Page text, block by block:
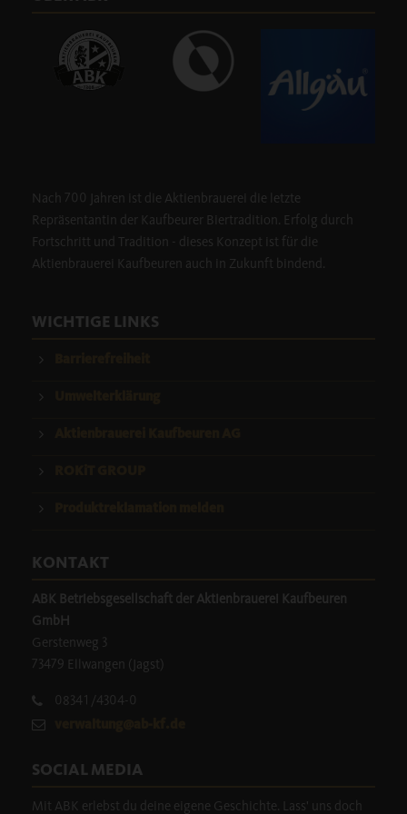
Weiterlesen …
Nach 700 Jahren ist die Aktienbrauerei die letzte
Repräsentantin der Kaufbeurer Biertradition. Erfolg durch
Fortschritt und Tradition - dieses Konzept ist für die
Aktienbrauerei Kaufbeuren auch in Zukunft bindend.
WICHTIGE LINKS
KONTAKT
ABK Betriebsgesellschaft der Aktienbrauerei Kaufbeuren
GmbH
Gerstenweg 3
73479 Ellwangen (Jagst)
08341/4304-0
SOCIAL MEDIA
Mit ABK erlebst du deine eigene Geschichte. Lass' uns doch